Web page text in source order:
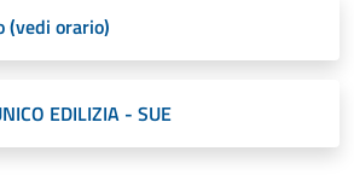
(vedi orario)
EDILIZIA - SUE